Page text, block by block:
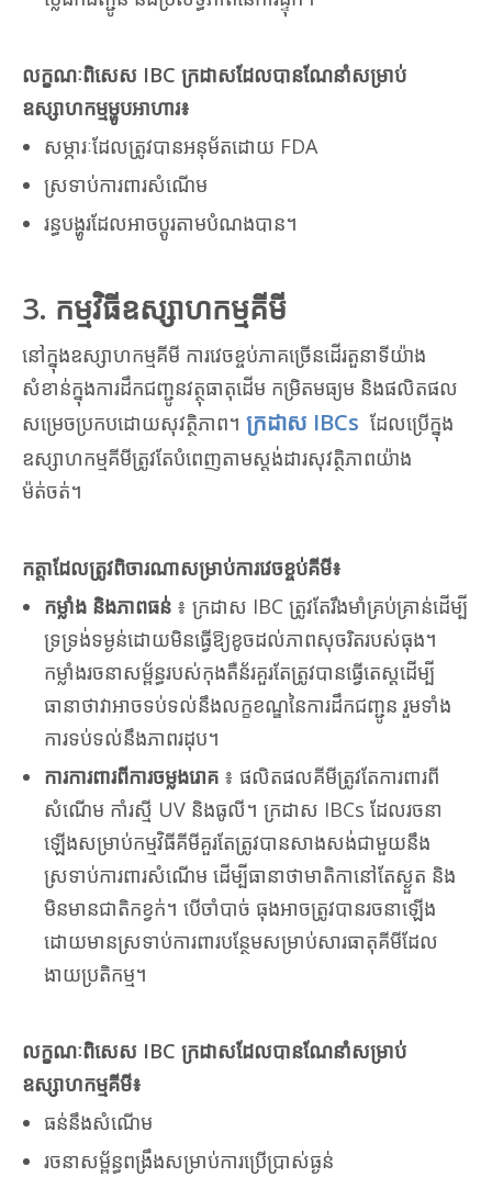
លក្ខណៈពិសេស IBC ក្រដាសដែលបានណែនាំសម្រាប់
ឧស្សាហកម្មម្ហូបអាហារ៖
សម្ភារៈដែលត្រូវបានអនុម័តដោយ FDA
ស្រទាប់ការពារសំណើម
រន្ធបង្ហូរដែលអាចប្ដូរតាមបំណងបាន។
3. កម្មវិធីឧស្សាហកម្មគីមី
នៅក្នុងឧស្សាហកម្មគីមី ការវេចខ្ចប់ភាគច្រើនដើរតួនាទីយ៉ាង
សំខាន់ក្នុងការដឹកជញ្ជូនវត្ថុធាតុដើម កម្រិតមធ្យម និងផលិតផល
សម្រេចប្រកបដោយសុវត្ថិភាព។ ក្រដាស IBCs ដែលប្រើក្នុង
ឧស្សាហកម្មគីមីត្រូវតែបំពេញតាមស្តង់ដារសុវត្ថិភាពយ៉ាង
ម៉ត់ចត់។
កត្តាដែលត្រូវពិចារណាសម្រាប់ការវេចខ្ចប់គីមី៖
កម្លាំង និងភាពធន់ ៖ ក្រដាស IBC ត្រូវតែរឹងមាំគ្រប់គ្រាន់ដើម្បី
ទ្រទ្រង់ទម្ងន់ដោយមិនធ្វើឱ្យខូចដល់ភាពសុចរិតរបស់ធុង។
កម្លាំងរចនាសម្ព័ន្ធរបស់កុងតឺន័រគួរតែត្រូវបានធ្វើតេស្តដើម្បី
ធានាថាវាអាចទប់ទល់នឹងលក្ខខណ្ឌនៃការដឹកជញ្ជូន រួមទាំង
ការទប់ទល់នឹងភាពរដុប។
ការការពារពីការចម្លងរោគ ៖ ផលិតផលគីមីត្រូវតែការពារពី
សំណើម កាំរស្មី UV និងធូលី។ ក្រដាស IBCs ដែលរចនា
ឡើងសម្រាប់កម្មវិធីគីមីគួរតែត្រូវបានសាងសង់ជាមួយនឹង
ស្រទាប់ការពារសំណើម ដើម្បីធានាថាមាតិកានៅតែស្ងួត និង
មិនមានជាតិកខ្វក់។ បើចាំបាច់ ធុងអាចត្រូវបានរចនាឡើង
ដោយមានស្រទាប់ការពារបន្ថែមសម្រាប់សារធាតុគីមីដែល
ងាយប្រតិកម្ម។
លក្ខណៈពិសេស IBC ក្រដាសដែលបានណែនាំសម្រាប់
ឧស្សាហកម្មគីមី៖
ធន់នឹងសំណើម
រចនាសម្ព័ន្ធពង្រឹងសម្រាប់ការប្រើប្រាស់ធ្ងន់